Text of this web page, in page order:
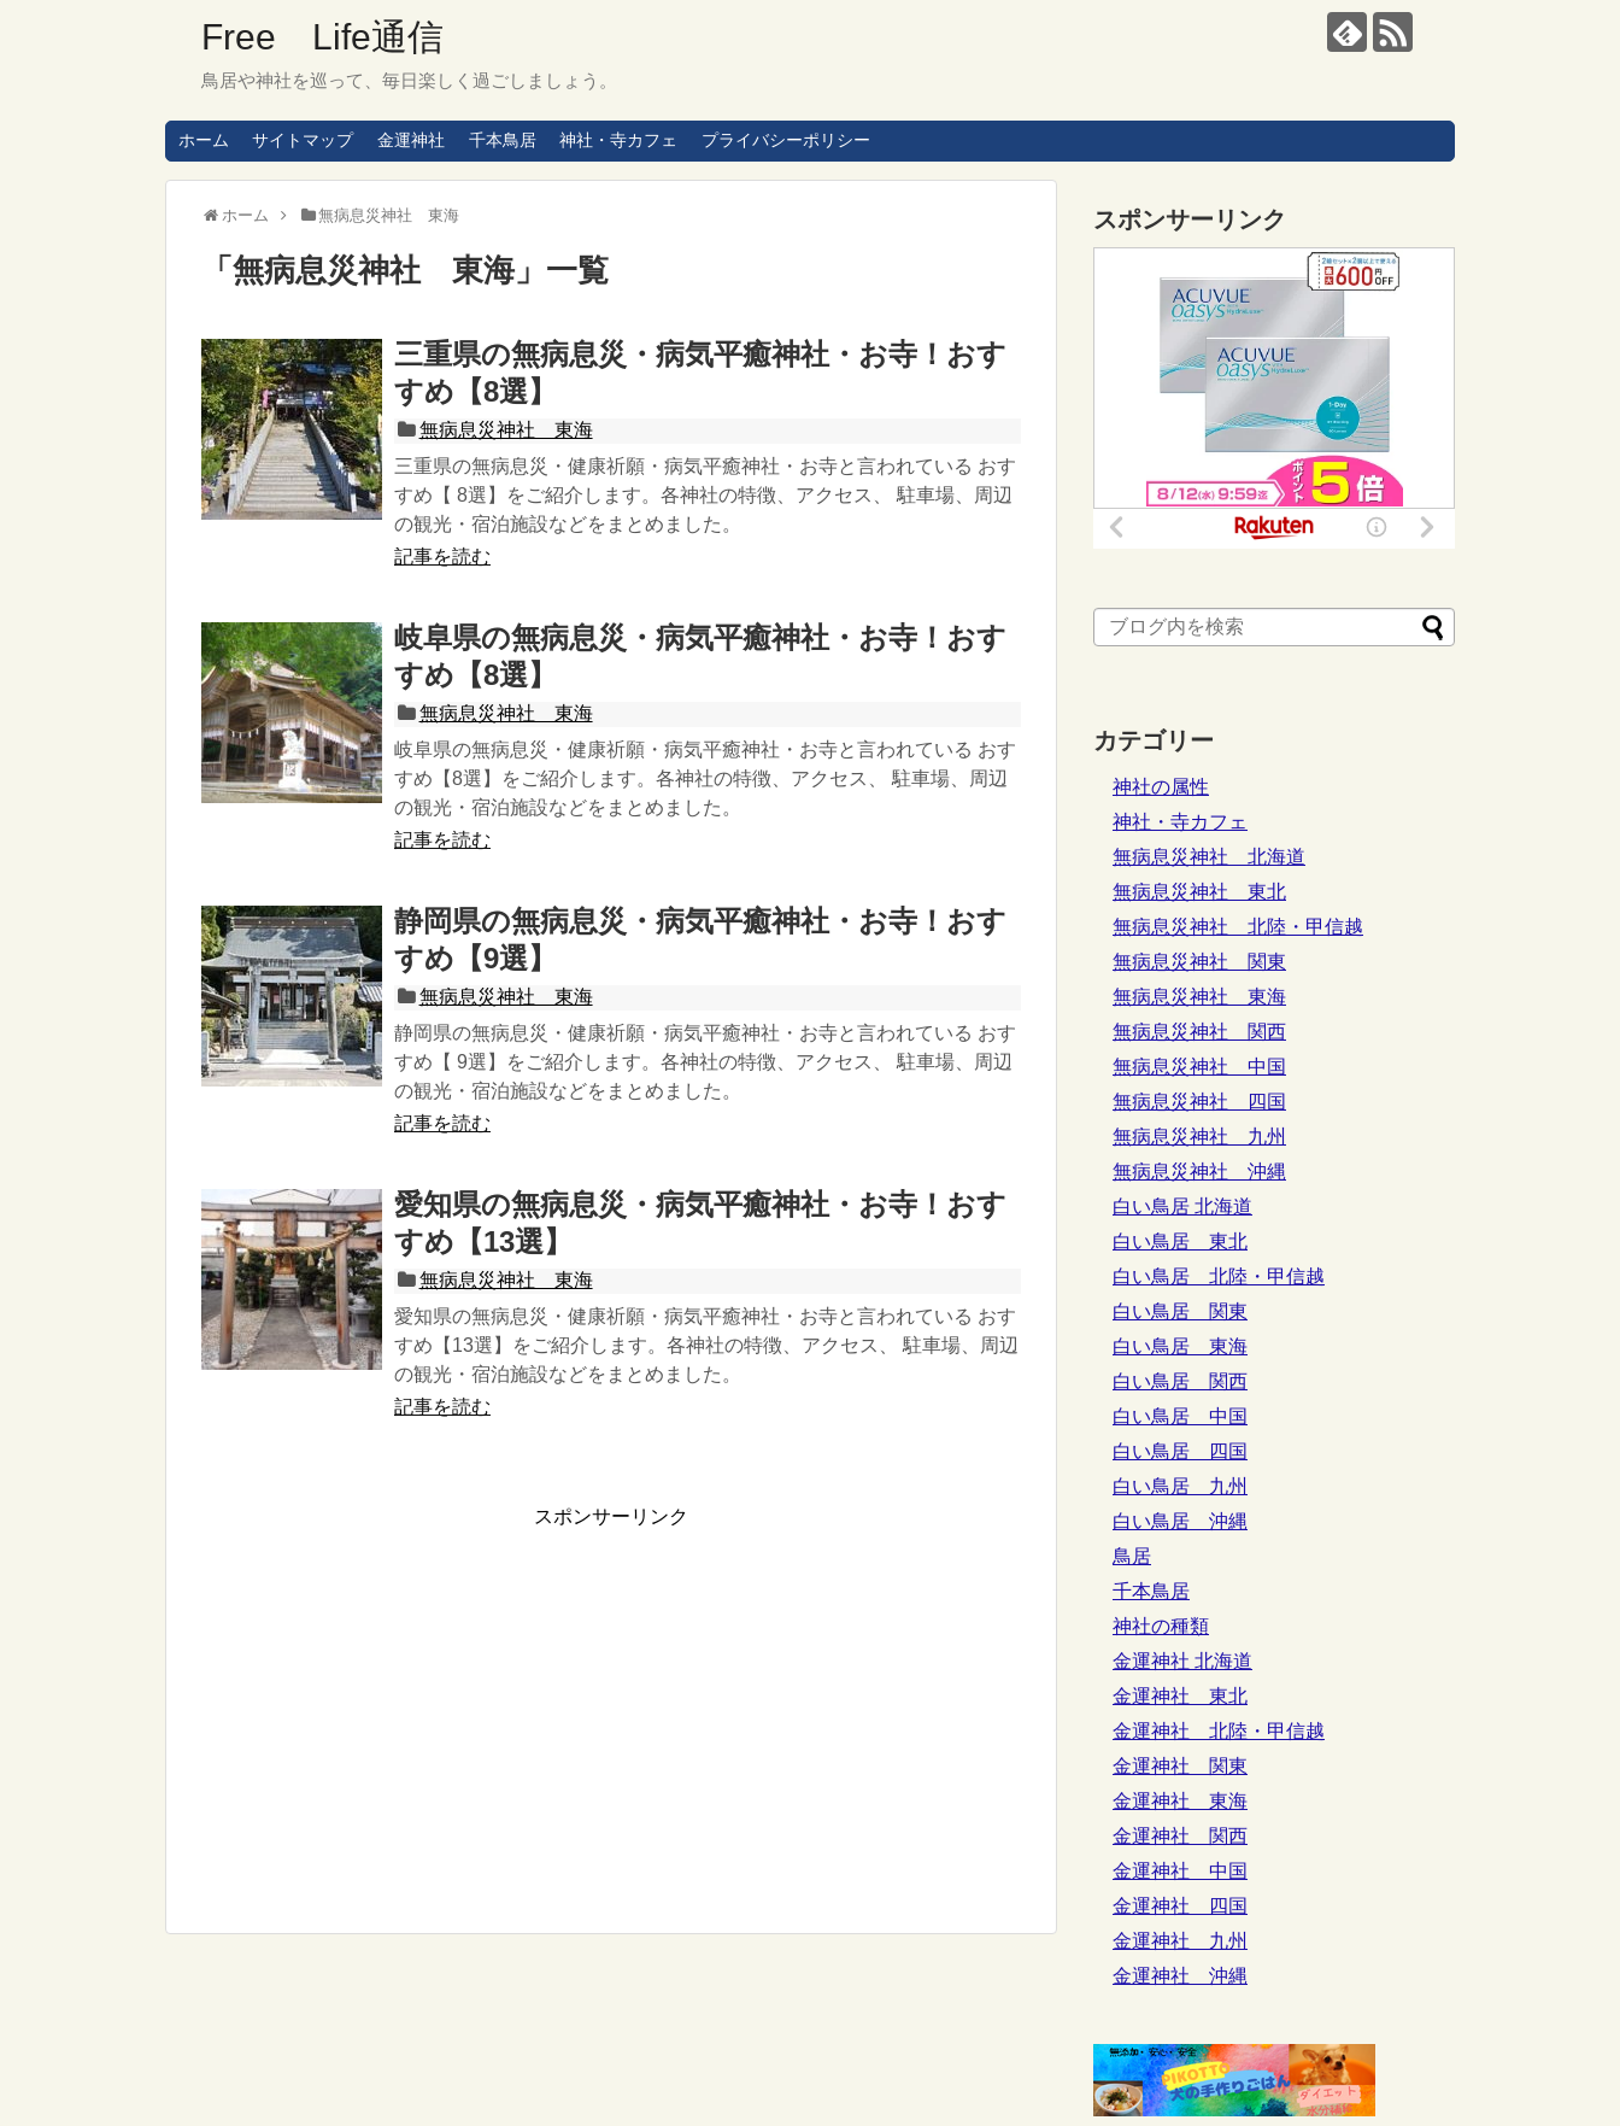
Free Life通信
鳥居や神社を巡って、毎日楽しく過ごしましょう。
ホーム サイトマップ 金運神社 千本鳥居 神社・寺カフェ プライバシーポリシー
ホーム 無病息災神社 東海
「 無病息災神社 東海」 一覧
三重県の無病息災・病気平癒神社・お寺！おす
すめ【8選】
無病息災神社 東海
三重県の無病息災・健康祈願・病気平癒神社・お寺と言われている おす
すめ【 8選】をご紹介します。各神社の特徴、アクセス、 駐車場、周辺
の観光・宿泊施設などをまとめました。
記事を読む
岐阜県の無病息災・病気平癒神社・お寺！おす
すめ【8選】
無病息災神社 東海
岐阜県の無病息災・健康祈願・病気平癒神社・お寺と言われている おす
すめ【8選】をご紹介します。各神社の特徴、アクセス、 駐車場、周辺
の観光・宿泊施設などをまとめました。
記事を読む
静岡県の無病息災・病気平癒神社・お寺！おす
すめ【9選】
無病息災神社 東海
静岡県の無病息災・健康祈願・病気平癒神社・お寺と言われている おす
すめ【 9選】をご紹介します。各神社の特徴、アクセス、 駐車場、周辺
の観光・宿泊施設などをまとめました。
記事を読む
愛知県の無病息災・病気平癒神社・お寺！おす
すめ【13選】
無病息災神社 東海
愛知県の無病息災・健康祈願・病気平癒神社・お寺と言われている おす
すめ【13選】をご紹介します。各神社の特徴、アクセス、 駐車場、周辺
の観光・宿泊施設などをまとめました。
記事を読む
スポンサーリンク
スポンサーリンク
カテゴリー
神社の属性
神社・寺カフェ
無病息災神社 北海道
無病息災神社 東北
無病息災神社 北陸・甲信越
無病息災神社 関東
無病息災神社 東海
無病息災神社 関西
無病息災神社 中国
無病息災神社 四国
無病息災神社 九州
無病息災神社 沖縄
白い鳥居 北海道
白い鳥居 東北
白い鳥居 北陸・甲信越
白い鳥居 関東
白い鳥居 東海
白い鳥居 関西
白い鳥居 中国
白い鳥居 四国
白い鳥居 九州
白い鳥居 沖縄
鳥居
千本鳥居
神社の種類
金運神社 北海道
金運神社 東北
金運神社 北陸・甲信越
金運神社 関東
金運神社 東海
金運神社 関西
金運神社 中国
金運神社 四国
金運神社 九州
金運神社 沖縄